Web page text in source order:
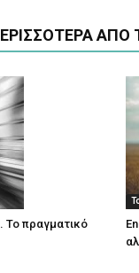
Το πραγματικό